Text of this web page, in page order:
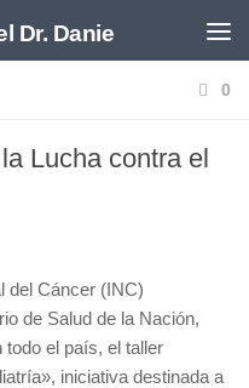
0
Lucha contra el
del Cáncer (INC)
de Salud de la Nación,
el país, el taller
iniciativa destinada a